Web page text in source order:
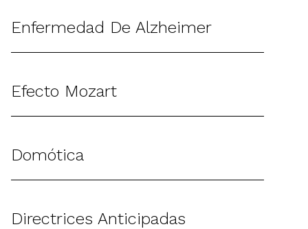
Enfermedad De Alzheimer
Efecto Mozart
Domótica
Directrices Anticipadas